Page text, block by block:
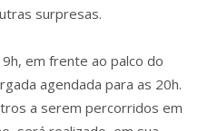
surpresas.
em frente ao palco do
agendada para as 20h.
a serem percorridos em